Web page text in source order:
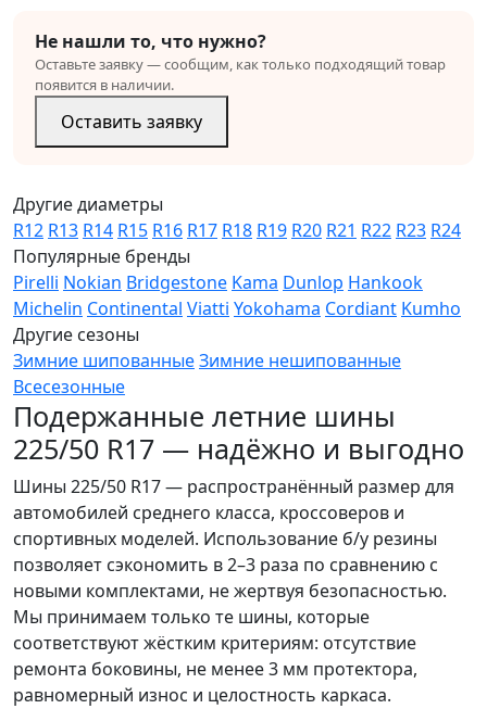
Не нашли то, что нужно?
Оставьте заявку — сообщим, как только подходящий товар
появится в наличии.
Оставить заявку
Другие диаметры
R12 R13 R14 R15 R16 R17 R18 R19 R20 R21 R22 R23 R24
Популярные бренды
Pirelli Nokian Bridgestone Kama Dunlop Hankook
Michelin Continental Viatti Yokohama Cordiant Kumho
Другие сезоны
Зимние шипованныеЗимние нешипованные
Всесезонные
Подержанные летние шины
225/50 R17 — надёжно и выгодно
Шины 225/50 R17 — распространённый размер для
автомобилей среднего класса, кроссоверов и
спортивных моделей. Использование б/у резины
позволяет сэкономить в 2–3 раза по сравнению с
новыми комплектами, не жертвуя безопасностью.
Мы принимаем только те шины, которые
соответствуют жёстким критериям: отсутствие
ремонта боковины, не менее 3 мм протектора,
равномерный износ и целостность каркаса.